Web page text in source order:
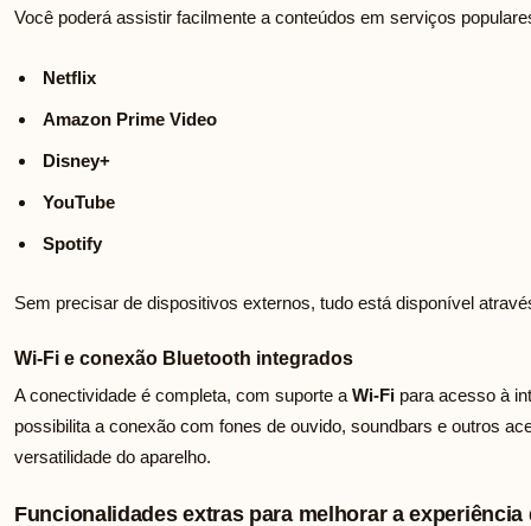
Você poderá assistir facilmente a conteúdos em serviços
Netflix
Amazon Prime Video
Disney+
YouTube
Spotify
Sem precisar de dispositivos externos, tudo está disponível
Wi-Fi e conexão Bluetooth integrados
A conectividade é completa, com suporte a Wi-Fi para acesso à
possibilita a conexão com fones de ouvido, soundbars e outros
versatilidade do aparelho.
Funcionalidades extras para melhorar a experiência